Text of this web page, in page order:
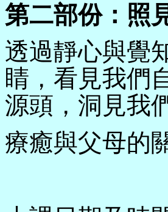
第二部份： 照
透過靜心與覺
睛，看見我們
源頭，洞見我
療癒與父母的